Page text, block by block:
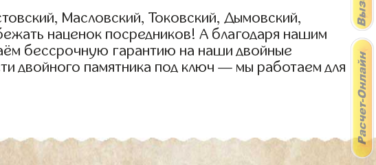
Масловский, Токовский, Дымовский,
наценок посредников! А благодаря нашим
бессрочную гарантию на наши двойные
двойного памятника под ключ — мы работаем для